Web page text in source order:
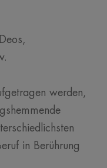
werden,
in Berührung